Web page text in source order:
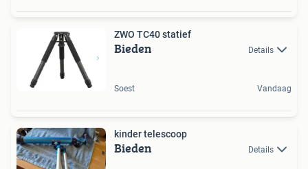
ZWO TC40 statief
Bieden Details
Soest Vandaag
kinder telescoop
Bieden Details